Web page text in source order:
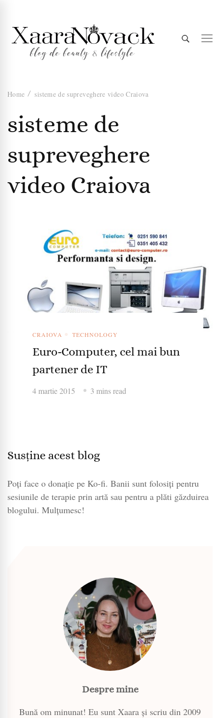
Xaara
Novack
Home sisteme de supreveghere video Craiova
sisteme de
supreveghere
video Craiova
CRAIOVA TECHNOLOGY
Euro-Computer, cel mai bun
partener de IT
4 martie 2015 3 mins read
Susține acest blog
Poți face o donație pe Ko-fi. Banii sunt folosiți pentru
sesiunile de terapie prin artă sau pentru a plăti găzduirea
blogului. Mulțumesc!
Despre mine
Bună om minunat! Eu sunt Xaara și scriu din 2009